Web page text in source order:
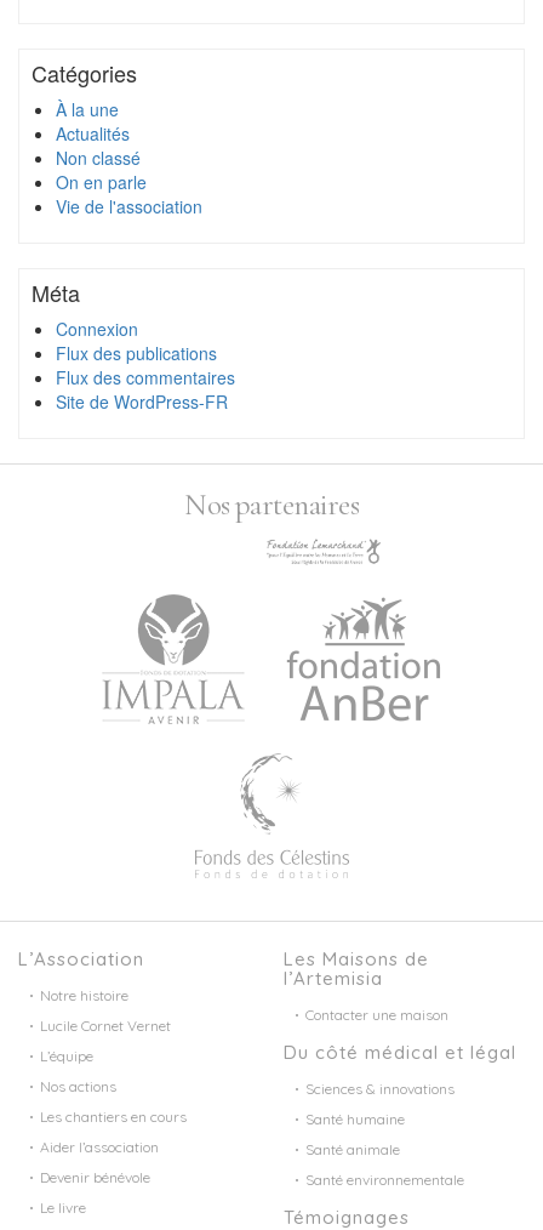
Catégories
À la une
Actualités
Non classé
On en parle
Vie de l'association
Méta
Connexion
Flux des publications
Flux des commentaires
Site de WordPress-FR
Nos partenaires
L’Association
Notre histoire
Lucile Cornet Vernet
L’équipe
Nos actions
Les chantiers en cours
Aider l’association
Devenir bénévole
Le livre
Les Maisons de
l’Artemisia
Contacter une maison
Du côté médical et légal
Sciences & innovations
Santé humaine
Santé animale
Santé environnementale
Témoignages